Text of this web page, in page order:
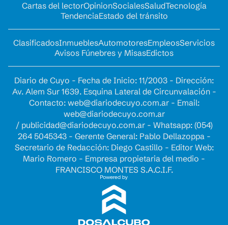
Cartas del lectorOpinionSocialesSaludTecnología
TendenciaEstado del tránsito
ClasificadosInmueblesAutomotoresEmpleosServicios
Avisos Fúnebres y MisasEdictos
Diario de Cuyo - Fecha de Inicio: 11/2003 - Dirección:
Av. Alem Sur 1639. Esquina Lateral de Circunvalación -
Contacto: web@diariodecuyo.com.ar- Email:
web@diariodecuyo.com.ar
/ publicidad@diariodecuyo.com.ar- Whatsapp: (054)
264 5045343 - Gerente General: Pablo Dellazoppa -
Secretario de Redacción: Diego Castillo - Editor Web:
Mario Romero - Empresa propietaria del medio -
FRANCISCO MONTES S.A.C.I.F.